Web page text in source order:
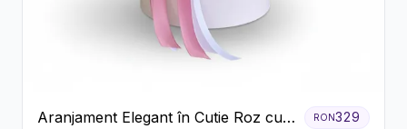
Aranjament Elegant în Cutie Roz cu
RON329